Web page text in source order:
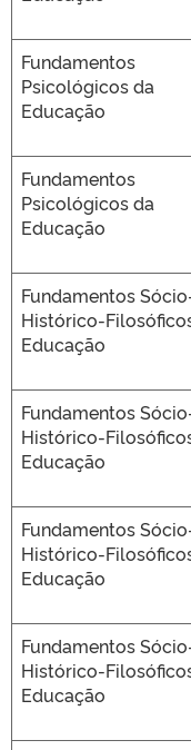
Fundamentos
Psicológicos da
Educação
Fundamentos
Psicológicos da
Educação
Fundamentos
Histórico-
Educação
Fundamentos
Histórico-
Educação
Fundamentos
Histórico-
Educação
Fundamentos
Histórico-
Educação